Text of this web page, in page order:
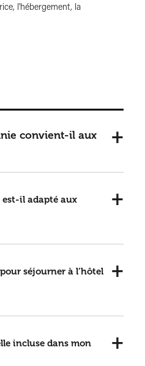
l'hébergement, la
convient-il aux
est-il adapté aux
séjourner à l’hôtel
incluse dans mon